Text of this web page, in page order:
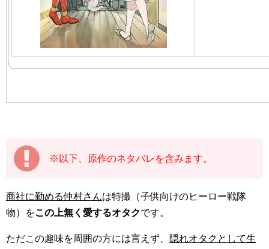
※以下、原作のネタバレを含みます。
商社に勤める仲村さんは特撮（子供向けのヒーロー戦隊
物）をこの上無く愛するオタクです。
ただこの趣味を周囲の方には言えず、
隠れオタクとして生